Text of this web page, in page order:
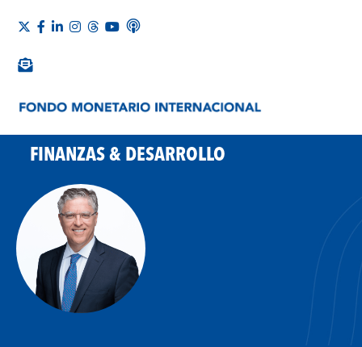
FINANZAS & DESARROLLO